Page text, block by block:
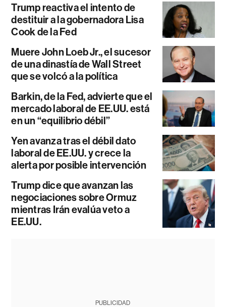
Trump reactiva el intento de
destituir a la gobernadora Lisa
Cook de la Fed
Muere John Loeb Jr., el sucesor
de una dinastía de Wall Street
que se volcó a la política
Barkin, de la Fed, advierte que el
mercado laboral de EE.UU. está
en un “equilibrio débil”
Yen avanza tras el débil dato
laboral de EE.UU. y crece la
alerta por posible intervención
Trump dice que avanzan las
negociaciones sobre Ormuz
mientras Irán evalúa veto a
EE.UU.
PUBLICIDAD